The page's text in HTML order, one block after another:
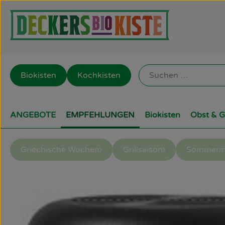
Biokisten Kochkisten
ANGEBOTE EMPFEHLUNGEN Biokisten Obst &
Griechische Wochen Grillsaison